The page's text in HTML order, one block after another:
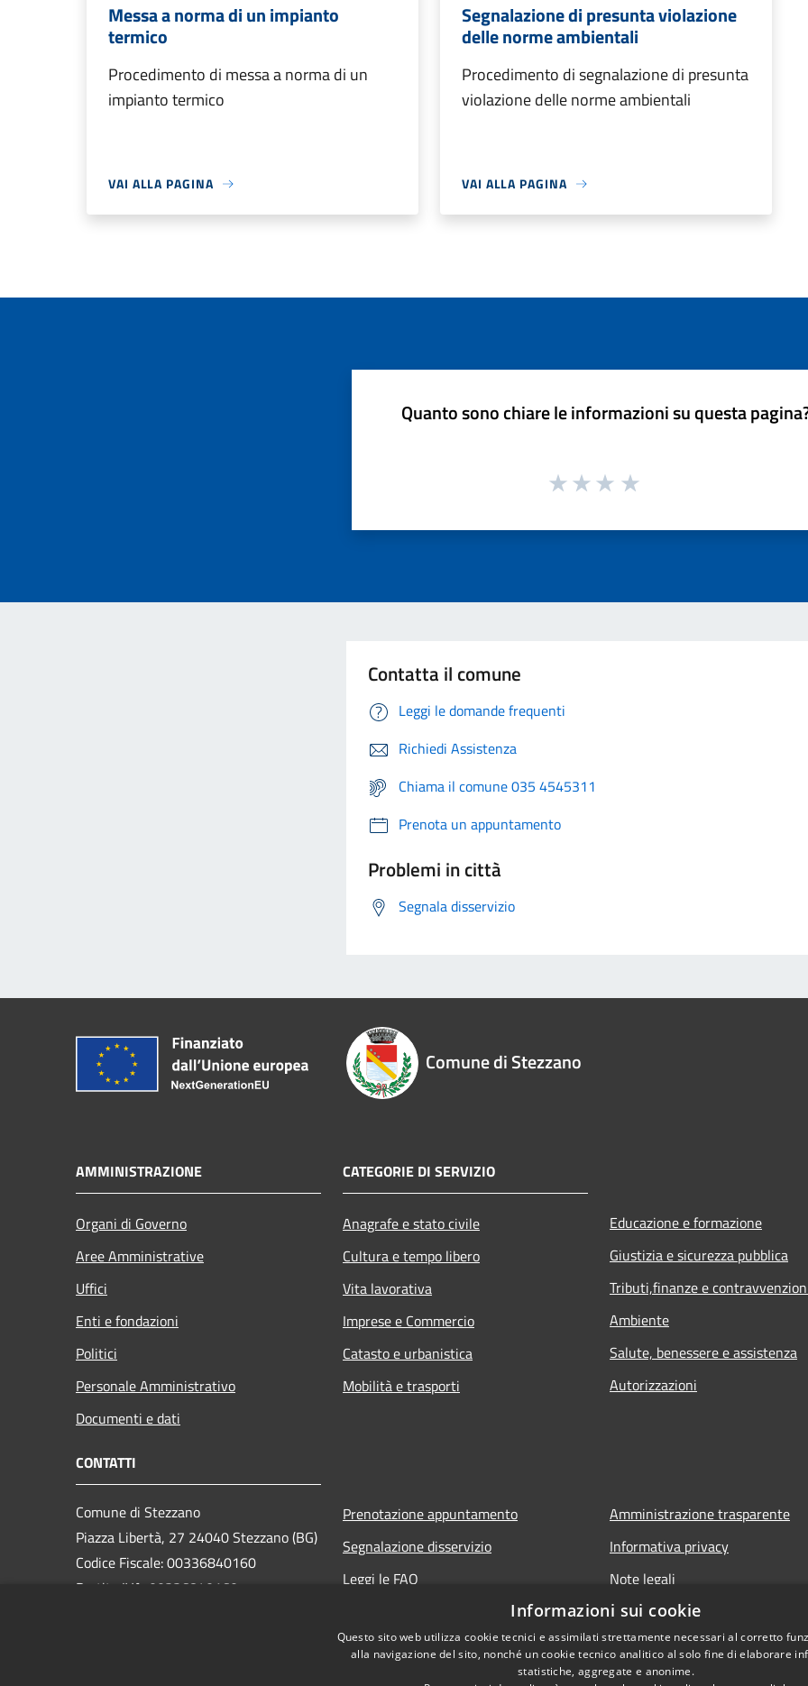
Messa a norma di un impianto
termico
Procedimento di messa a norma di un
impianto termico
VAI ALLA PAGINA
Segnalazione di presunta violazione
delle norme ambientali
Procedimento di segnalazione di presunta
violazione delle norme ambientali
VAI ALLA PAGINA
Quanto sono chiare le informazioni su questa
Contatta il comune
Leggi le domande frequenti
Richiedi Assistenza
Chiama il comune 035 4545311
Prenota un appuntamento
Problemi in città
Segnala disservizio
Comune di Stezzano
AMMINISTRAZIONE
Organi di Governo
Aree Amministrative
Uffici
Enti e fondazioni
Politici
Personale Amministrativo
Documenti e dati
CATEGORIE DI SERVIZIO
Anagrafe e stato civile
Cultura e tempo libero
Vita lavorativa
Imprese e Commercio
Catasto e urbanistica
Mobilità e trasporti
Educazione e formazione
Giustizia e sicurezza pubblica
Tributi,finanze e
Ambiente
Salute, benessere e assistenza
Autorizzazioni
CONTATTI
Comune di Stezzano
Piazza Libertà, 27 24040 Stezzano (BG)
Codice Fiscale: 00336840160
Partita IVA: 00336840160
Prenotazione appuntamento
Segnalazione disservizio
Leggi le FAQ
Amministrazione trasparente
Informativa privacy
Note legali
Dichiarazione di accessibilità
Informazioni sui cookie
Questo sito web utilizza cookie tecnici e assimilati strettamente necessari al corretto
alla navigazione del sito, nonché un cookie tecnico analitico al solo fine di elaborare
statistiche, aggregate e anonime.